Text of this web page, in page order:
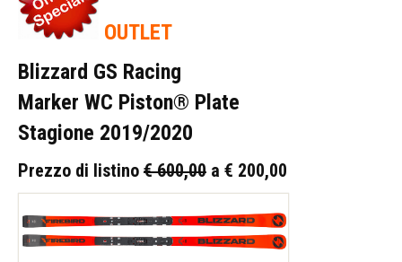
OUTLET
Blizzard GS Racing
Marker WC Piston® Plate
Stagione 2019/2020
Prezzo di listino € 600,00 a € 200,00